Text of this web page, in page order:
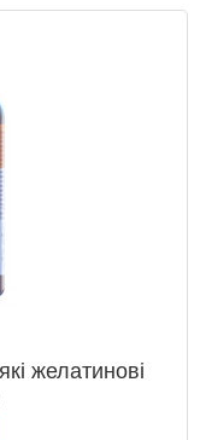
желатинові